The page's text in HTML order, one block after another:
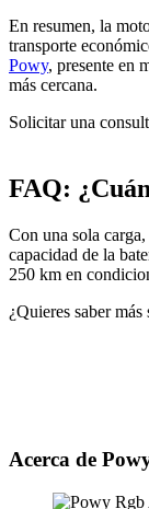
En resumen, la
transporte
Powy, presente en
más cercana.
Solicitar una
FAQ:
Con una sola
capacidad de la
250 km en
¿Quieres saber
Acerca de